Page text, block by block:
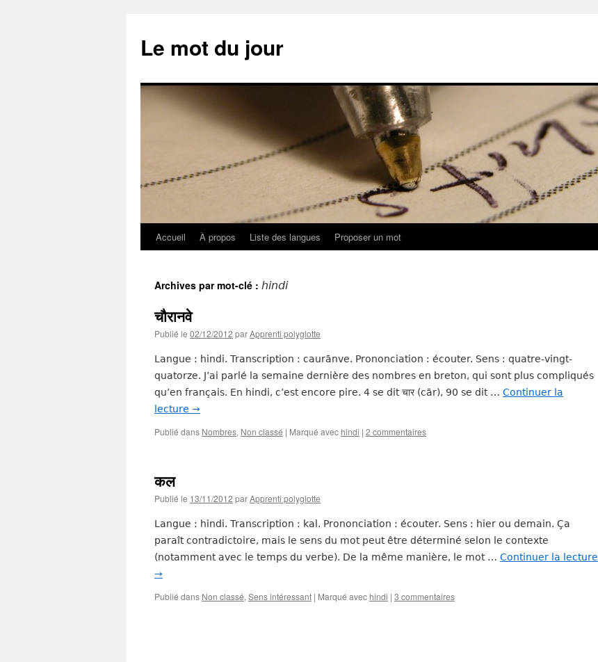
contenu
Le mot du jour
Accueil À propos Liste des langues Proposer un mot
Archives par mot-clé : hindi
चौरानवे
Publié le 02/12/2012 parApprenti polyglotte
Langue : hindi. Transcription : caurānve. Prononciation : écouter. Sens : quatre-vingt-
quatorze. J’ai parlé la semaine dernière des nombres en breton, qui sont plus compliqués
qu’en français. En hindi, c’est encore pire. 4 se dit चार (cār), 90 se dit … Continuer la
lecture →
Publié dans Nombres, Non classé | Marqué avec hindi | 2 commentaires
कल
Publié le 13/11/2012 parApprenti polyglotte
Langue : hindi. Transcription : kal. Prononciation : écouter. Sens : hier ou demain. Ça
paraît contradictoire, mais le sens du mot peut être déterminé selon le contexte
(notamment avec le temps du verbe). De la même manière, le mot … Continuer la lecture
→
Publié dans Non classé, Sens intéressant | Marqué avec hindi | 3 commentaires